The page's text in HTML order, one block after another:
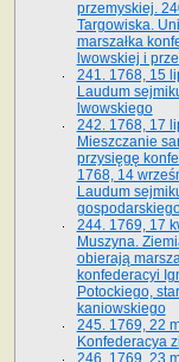
przemyskiej.
Targowiska.
marszałka
lwowskiej i
241. 1768, 15
Laudum
lwowskiego
242. 1768, 17
Mieszczanie
przysięgę
1768, 14
Laudum
244. 1769, 17
Muszyna.
obierają
konfederacyi
Potockiego,
kaniowskiego
245. 1769, 22
Konfederacya
246. 1769, 23